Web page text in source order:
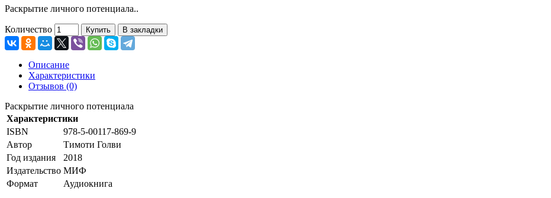
Раскрытие личного потенциала..
Количество Купить В закладки
Описание
Характеристики
Отзывов (0)
Раскрытие личного потенциала
Характеристики
ISBN
978-5-00117-869-9
Автор
Тимоти Голви
Год издания
2018
Издательство МИФ
Формат
Аудиокнига